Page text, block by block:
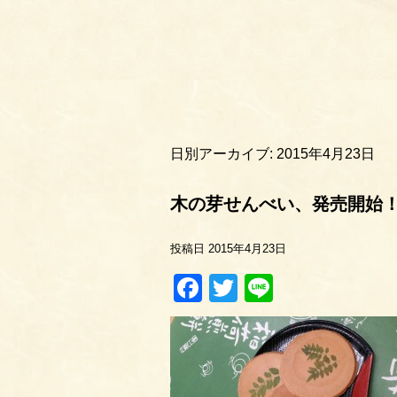
日別アーカイブ: 2015年4月23日
木の芽せんべい、発売開始
投稿日 2015年4月23日
Facebook
Twitter